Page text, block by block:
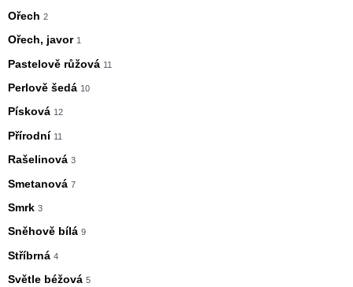
Ořech 2
Ořech, javor 1
Pastelově růžová 11
Perlově šedá 10
Písková 12
Přírodní 11
Rašelinová 3
Smetanová 7
Smrk 3
Sněhově bílá 9
Stříbrná 4
Světle béžová 5